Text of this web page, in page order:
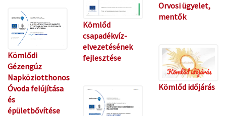
Kömlődi
Gézengúz
Napköziotthonos
Óvoda felújítása
és
épületbővítése
Kömlőd
csapadékvíz-
elvezetésének
fejlesztése
Orvosi ügyelet,
mentők
Kömlőd időjárás